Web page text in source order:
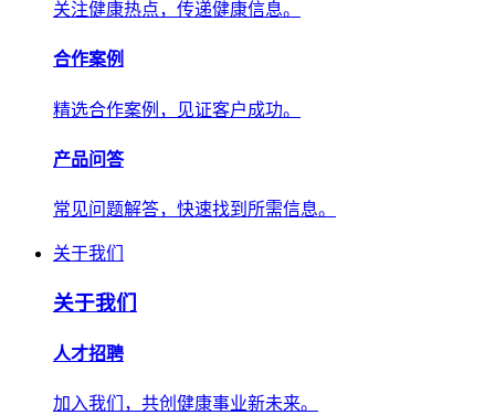
关注健康热点，传递健康信息。
合作案例
精选合作案例，见证客户成功。
产品问答
常见问题解答，快速找到所需信息。
关于我们
关于我们
人才招聘
加入我们，共创健康事业新未来。